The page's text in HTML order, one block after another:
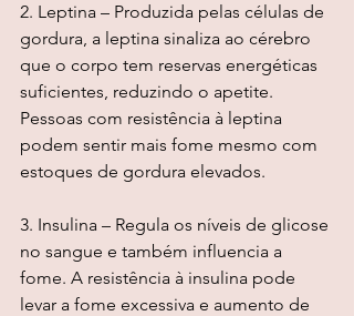
2. Leptina – Produzida pelas células de
gordura, a leptina sinaliza ao cérebro
que o corpo tem reservas energéticas
suficientes, reduzindo o apetite.
Pessoas com resistência à leptina
podem sentir mais fome mesmo com
estoques de gordura elevados.
3. Insulina – Regula os níveis de glicose
no sangue e também influencia a
fome. A resistência à insulina pode
levar a fome excessiva e aumento de